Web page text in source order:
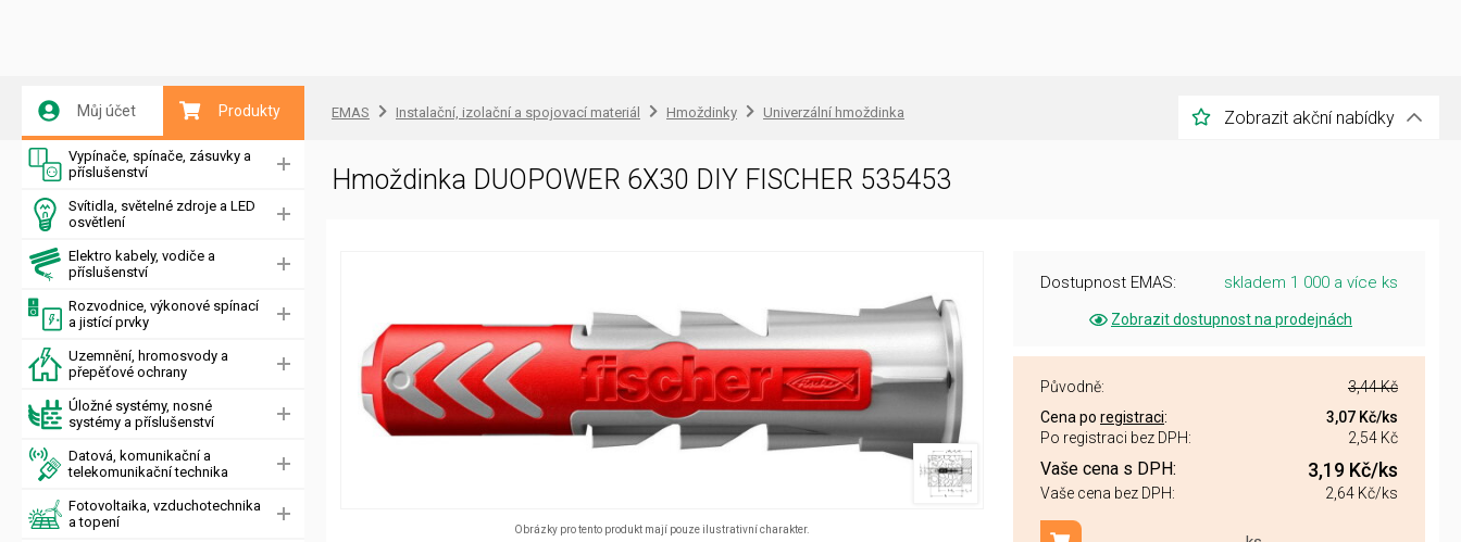
Můj účet Produkty
Vypínače, spínače, zásuvky a
příslušenství
Svítidla, světelné zdroje a LED
osvětlení
Elektro kabely, vodiče a
příslušenství
Rozvodnice, výkonové spínací
a jistící prvky
Uzemnění, hromosvody a
přepěťové ochrany
Úložné systémy, nosné
systémy a příslušenství
Datová, komunikační a
telekomunikační technika
Fotovoltaika, vzduchotechnika
a topení
EMAS Instalační, izolační a spojovací materiál Hmoždinky Univerzální hmoždinka Zobrazit akční nabídky
Hmoždinka DUOPOWER 6X30 DIY FISCHER 535453
Obrázky pro tento produkt mají pouze ilustrativní charakter.
Dostupnost EMAS: skladem 1 000 a více ks
Zobrazit dostupnost na prodejnách
Původně:
3,44 Kč
Cena po registraci: 3,07 Kč/ks
Po registraci bez DPH:
2,54 Kč
Vaše cena s DPH: 3,19 Kč/ks
Vaše cena bez DPH: 2,64 Kč/ks